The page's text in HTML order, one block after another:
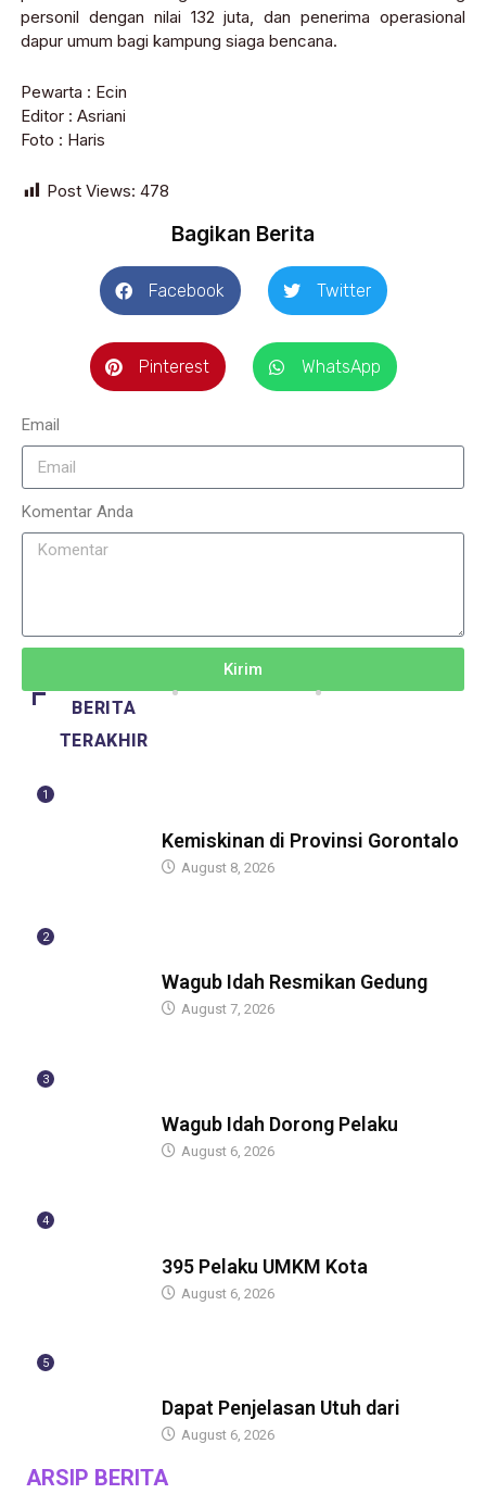
personil dengan nilai 132 juta, dan penerima operasional
dapur umum bagi kampung siaga bencana.
Pewarta : Ecin
Editor : Asriani
Foto : Haris
Post Views: 478
Bagikan Berita
Facebook Twitter
Pinterest WhatsApp
Email
Komentar Anda
Kirim
BERITA
TERAKHIR
1
Kemiskinan di Provinsi Gorontalo
August 8, 2026
2
Wagub Idah Resmikan Gedung
August 7, 2026
3
Wagub Idah Dorong Pelaku
August 6, 2026
4
395 Pelaku UMKM Kota
August 6, 2026
5
Dapat Penjelasan Utuh dari
August 6, 2026
ARSIP BERITA